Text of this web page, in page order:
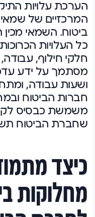
הערכת עלויות
המרכזיים של
ביטוח. השמאי
כל העלויות
חלקי חילוף, עבודה,
מסתמך על ידע
ושעות עבודה,
חברות הביטוח
משמשת כבסיס
שחברת הביטוח
כיצד
מחלוקות